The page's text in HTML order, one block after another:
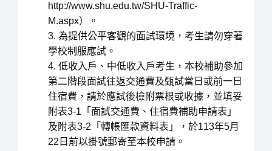
http://www.shu.edu.tw/SHU-Traffic-
M.aspx）。
為提供公平客觀的面試環境，考生請勿穿著
學校制服應試。
低收入戶、中低收入戶考生，本校補助參加
第二階段面試往返交通費及甄試當日或前一日
住宿費，請於應試後檢附票根或收據，並填妥
附表3-1「面試交通費、住宿費補助申請表」
及附表3-2「轉帳匯款資料表」，於113年5月
22日前以掛號郵寄至本校申請。